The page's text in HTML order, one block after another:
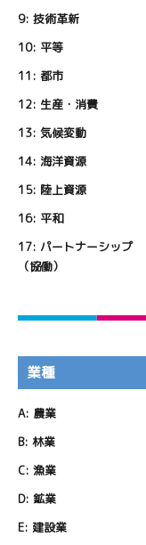
9: 技術革新
10: 平等
11: 都市
12: 生産・消費
13: 気候変動
14: 海洋資源
15: 陸上資源
16: 平和
17: パートナーシップ
（協働）
業種
A: 農業
B: 林業
C: 漁業
D: 鉱業
E: 建設業